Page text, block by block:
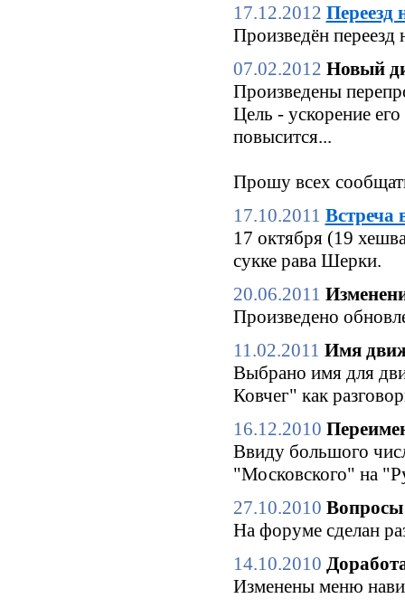
17.12.2012 Переезд
Произведён переезд
07.02.2012 Новый
Произведены
Цель - ускорение
повысится...
Прошу всех
17.10.2011 Встреча
17 октября (19
сукке рава Шерки.
20.06.2011
Произведено
11.02.2011 Имя
Выбрано имя для
Ковчег" как
16.12.2010
Ввиду большого
"Московского" на
27.10.2010 Вопросы
На форуме сделан
14.10.2010
Изменены меню